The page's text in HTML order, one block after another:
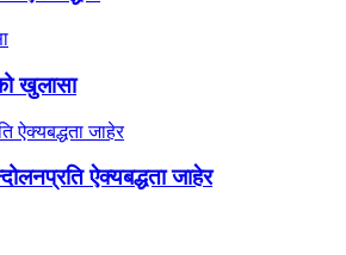
खुलासा
ऐक्यबद्धता जाहेर